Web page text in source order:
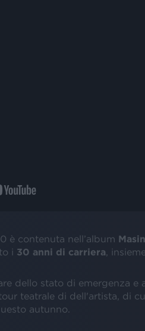
è contenuta nell’album
i 30 anni di carriera ,
dello stato di emergenza e
teatrale di dell'artista, di
autunno.